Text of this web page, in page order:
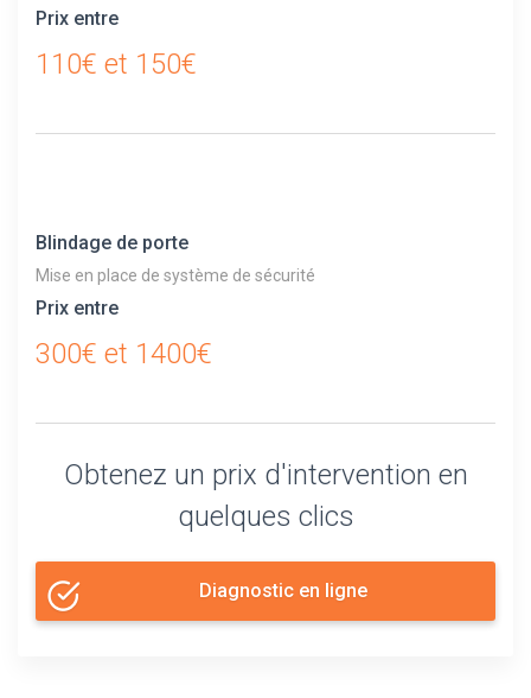
Prix entre
110€ et 150€
Blindage de porte
Mise en place de système de sécurité
Prix entre
300€ et 1400€
Obtenez un prix d'intervention en
quelques clics
Diagnostic en ligne